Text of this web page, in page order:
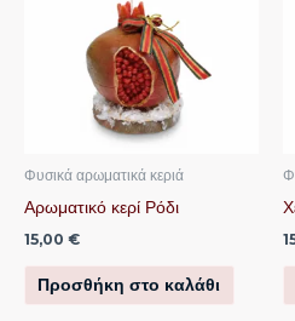
Φυσικά αρωματικά κεριά
Αρωματικό κερί Ρόδι
15,00 €
Προσθήκη στο καλάθι